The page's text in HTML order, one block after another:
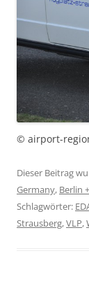
© airport-
Dieser Beitrag
Germany, Berlin
Schlagwörter:
Strausberg,VLP,